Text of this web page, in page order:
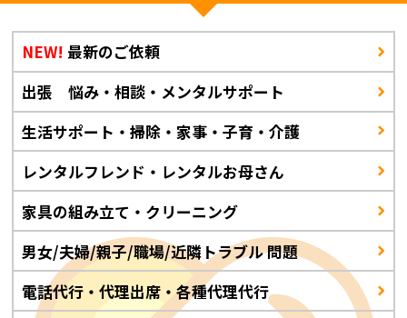
NEW! 最新のご依頼
出張 悩み・相談・メンタルサポート
生活サポート・掃除・家事・子育・介護
レンタルフレンド・レンタルお母さん
家具の組み立て・クリーニング
男女/夫婦/親子/職場/近隣トラブル 問題
電話代行・代理出席・各種代理代行